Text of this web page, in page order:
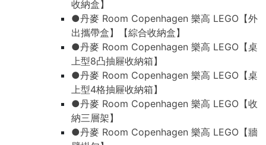
收納盒】
●丹麥 Room Copenhagen 樂高 LEGO【外
出攜帶盒】【綜合收納盒】
●丹麥 Room Copenhagen 樂高 LEGO【桌
上型8凸抽屜收納箱】
●丹麥 Room Copenhagen 樂高 LEGO【桌
上型4格抽屜收納箱】
●丹麥 Room Copenhagen 樂高 LEGO【收
納三層架】
●丹麥 Room Copenhagen 樂高 LEGO【牆